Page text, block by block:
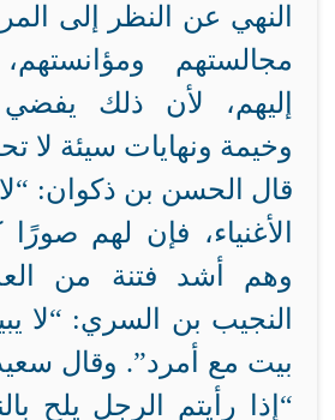
النهي عن النظر إلى
مجالستهم
إليهم، لأن ذلك
وخيمة ونهايات سيئة لا
قال الحسن بن ذكوان: “لا
الأغنياء، فإن لهم
النجيب بن السري: “لا
بيت مع أمرد”. وقال
“إذا رأيتم الرجل يلح